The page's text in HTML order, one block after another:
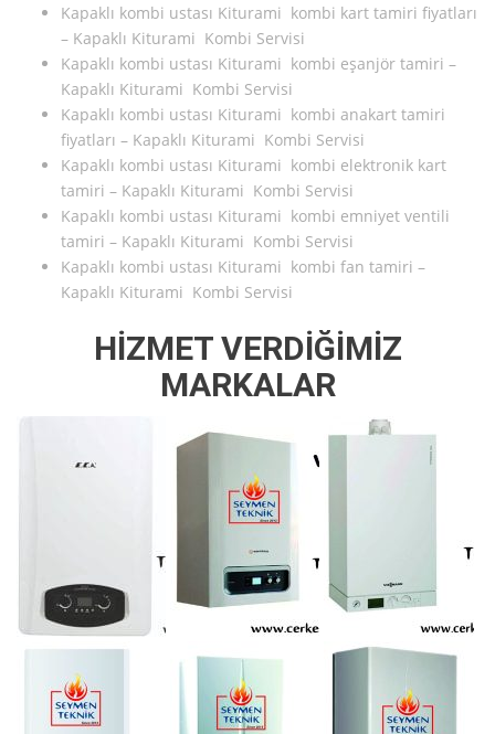
Kapaklı kombi ustası Kiturami kombi kart tamiri fiyatları
– Kapaklı Kiturami Kombi Servisi
Kapaklı kombi ustası Kiturami kombi eşanjör tamiri –
Kapaklı Kiturami Kombi Servisi
Kapaklı kombi ustası Kiturami kombi anakart tamiri
fiyatları – Kapaklı Kiturami Kombi Servisi
Kapaklı kombi ustası Kiturami kombi elektronik kart
tamiri – Kapaklı Kiturami Kombi Servisi
Kapaklı kombi ustası Kiturami kombi emniyet ventili
tamiri – Kapaklı Kiturami Kombi Servisi
Kapaklı kombi ustası Kiturami kombi fan tamiri –
Kapaklı Kiturami Kombi Servisi
HİZMET VERDİĞİMİZ
MARKALAR